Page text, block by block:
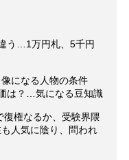
う…1万円札、5千円
になる人物の条件
は？…気になる豆知識
権なるか、受験界隈
人気に陰り、問われ